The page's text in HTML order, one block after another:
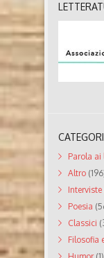
Parola ai
Altro
Interviste
Poesia
Classici
Filosofia